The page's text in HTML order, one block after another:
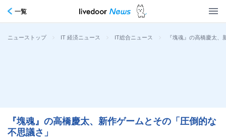
一覧
ニューストップ > IT 経済ニュース > IT総合ニュース > 『塊魂』の高橋慶太
『塊魂』の高橋慶太、新作ゲームとその「圧倒的な
不思議さ」